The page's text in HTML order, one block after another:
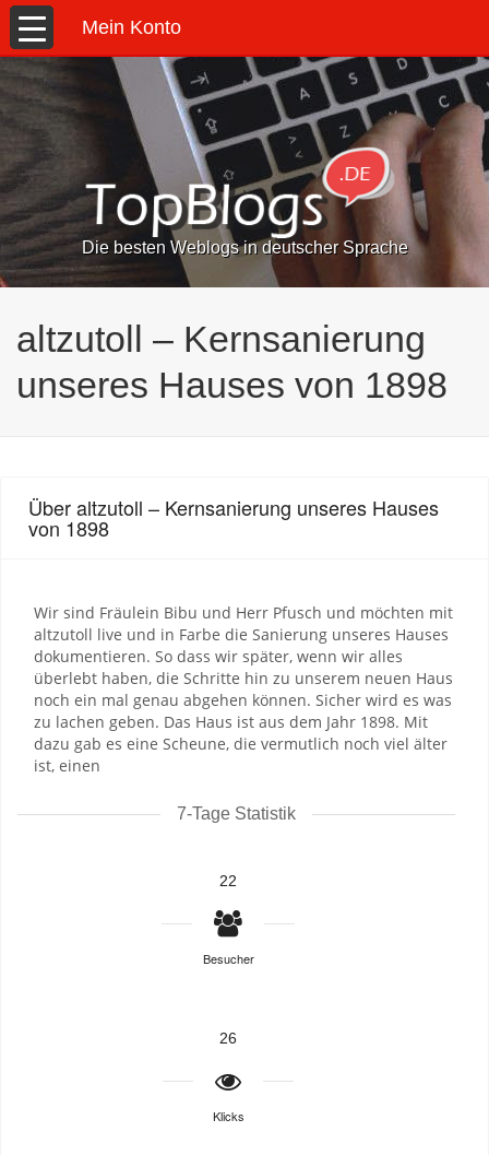
Mein Konto
Die besten Weblogs in deutscher Sprache
altzutoll – Kernsanierung
unseres Hauses von 1898
Über altzutoll – Kernsanierung unseres Hauses
von 1898
Wir sind Fräulein Bibu und Herr Pfusch und möchten mit
altzutoll live und in Farbe die Sanierung unseres Hauses
dokumentieren. So dass wir später, wenn wir alles
überlebt haben, die Schritte hin zu unserem neuen Haus
noch ein mal genau abgehen können. Sicher wird es was
zu lachen geben. Das Haus ist aus dem Jahr 1898. Mit
dazu gab es eine Scheune, die vermutlich noch viel älter
ist, einen
7-Tage Statistik
22
Besucher
26
Klicks